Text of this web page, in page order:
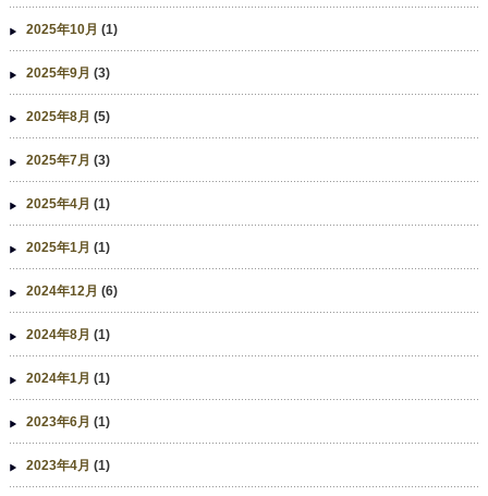
2025年10月 (1)
2025年9月 (3)
2025年8月 (5)
2025年7月 (3)
2025年4月 (1)
2025年1月 (1)
2024年12月 (6)
2024年8月 (1)
2024年1月 (1)
2023年6月 (1)
2023年4月 (1)